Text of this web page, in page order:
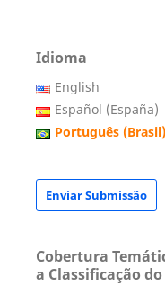
Idioma
English
Español (España)
Português (Brasil)
Enviar Submissão
Cobertura
a Classificação do